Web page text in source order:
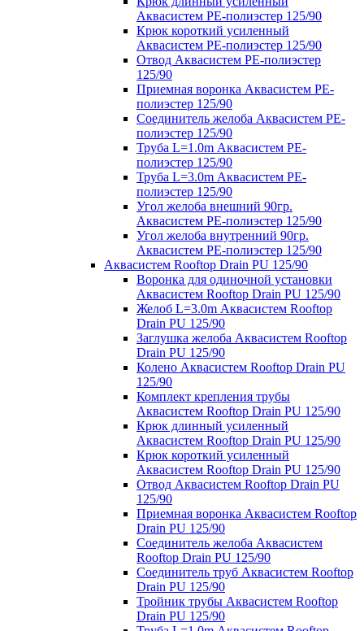
Аквасистем PE-полиэстер 125/90
Крюк короткий усиленный
Аквасистем PE-полиэстер 125/90
Отвод Аквасистем РЕ-полиэстер
125/90
Приемная воронка Аквасистем PE-
полиэстер 125/90
Соединитель желоба Аквасистем PE-
полиэстер 125/90
Труба L=1.0m Аквасистем PE-
полиэстер 125/90
Труба L=3.0m Аквасистем PE-
полиэстер 125/90
Угол желоба внешний 90гр.
Аквасистем PE-полиэстер 125/90
Угол желоба внутренний 90гр.
Аквасистем PE-полиэстер 125/90
Аквасистем Rooftop Drain PU 125/90
Воронка для одиночной установки
Аквасистем Rooftop Drain PU 125/90
Желоб L=3.0m Аквасистем Rooftop
Drain PU 125/90
Заглушка желоба Аквасистем Rooftop
Drain PU 125/90
Колено Аквасистем Rooftop Drain PU
125/90
Комплект крепления трубы
Аквасистем Rooftop Drain PU 125/90
Крюк длинный усиленный
Аквасистем Rooftop Drain PU 125/90
Крюк короткий усиленный
Аквасистем Rooftop Drain PU 125/90
Отвод Аквасистем Rooftop Drain PU
125/90
Приемная воронка Аквасистем Rooftop
Drain PU 125/90
Соединитель желоба Аквасистем
Rooftop Drain PU 125/90
Соединитель труб Аквасистем Rooftop
Drain PU 125/90
Тройник трубы Аквасистем Rooftop
Drain PU 125/90